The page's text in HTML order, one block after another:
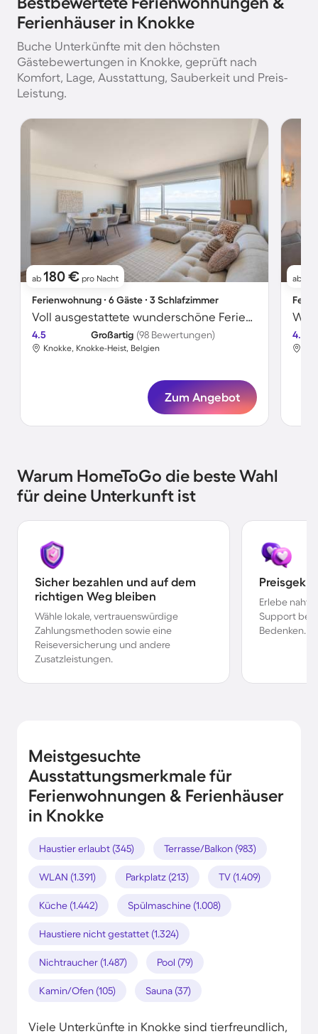
Ferienhäuser in Knokke
Buche Unterkünfte mit den höchsten
Gästebewertungen in Knokke, geprüft nach
Komfort, Lage, Ausstattung, Sauberkeit und Preis-
Leistung.
ab 180 € pro Nacht
Ferienwohnung ∙ 6 Gäste ∙ 3 Schlafzimmer
Voll ausgestattete wunderschöne Ferienwohnung mit Terrasse | Meerblick | Neben dem Strand
4.5 Großartig (98 Bewertungen)
Knokke, Knokke-Heist, Belgien
Zum Angebot
ab
4.5
Warum HomeToGo die beste Wahl
für deine Unterkunft ist
Sicher bezahlen und auf dem
richtigen Weg bleiben
Wähle lokale, vertrauenswürdige
Zahlungsmethoden sowie eine
Reiseversicherung und andere
Zusatzleistungen.
Erlebe
Support bei
Bedenken.
Meistgesuchte
Ausstattungsmerkmale für
Ferienwohnungen & Ferienhäuser
in Knokke
Haustier erlaubt (345) Terrasse/Balkon (983)
WLAN (1.391) Parkplatz (213) TV (1.409)
Küche (1.442) Spülmaschine (1.008)
Haustiere nicht gestattet (1.324)
Nichtraucher (1.487) Pool (79)
Kamin/Ofen (105) Sauna (37)
Viele Unterkünfte in Knokke sind tierfreundlich,